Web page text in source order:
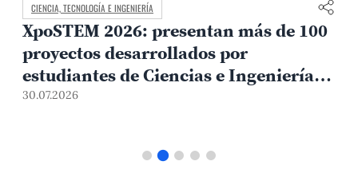
CIENCIA, TECNOLOGÍA E INGENIERÍA
XpoSTEM 2026: presentan más de 100
proyectos desarrollados por
estudiantes de Ciencias e Ingeniería
PUCP orientados a atender
30.07.2026